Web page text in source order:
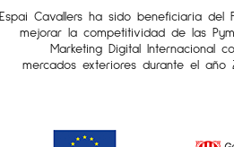
Espai Cavallers ha sido beneficiaria del
mejorar la competitividad de las
Marketing Digital Internacional
mercados exteriores durante el